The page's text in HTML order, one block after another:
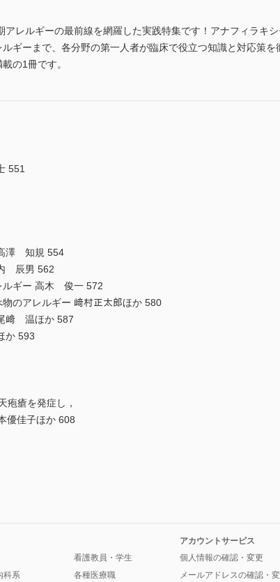
レルギーの最前線を網羅した実践特集です！アナフィラキ
ギーまで、各分野の第一人者が臨床で役立つ知識と対応策
の1冊です。
551
澤 知規 554
辰男 562
ルギー 高木 俊一 572
のアレルギー 﨑村正太郎ほか 580
﨑 温ほか 587
か 593
疱瘡を発症し，
優佳子ほか 608
科系
看護教員・学生
各種医療職
アカウントサービス
個人情報の確認・変更
メールアドレスの確認・